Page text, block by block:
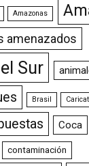
Amazonas
amenazados
Sur
Brasil
Coca
contaminación